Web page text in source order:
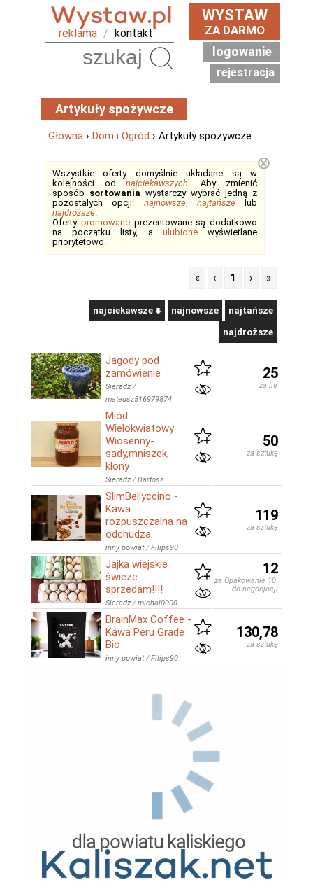
reklama / kontakt
WYSTAW
ZA DARMO
logowanie
rejestracja
Artykuły spożywcze
Główna › Dom i Ogród › Artykuły spożywcze
Wszystkie oferty domyślnie układane są w
kolejności od najciekawszych. Aby zmienić
sposób sortowania wystarczy wybrać jedną z
pozostałych opcji: najnowsze, najtańszelub
najdroższe.
Oferty promowaneprezentowane są dodatkowo
na początku listy, a ulubionewyświetlane
priorytetowo.
⊗
« ‹ 1 › »
najciekawsze najnowsze najtańsze
najdroższe
Jagody pod
zamówienie
Sieradz /
mateusz516979874
25
za litr
Miód
Wielokwiatowy
Wiosenny-
sady,mniszek,
klony
Sieradz /Bartosz
50
za sztukę
SlimBellyccino -
Kawa
rozpuszczalna na
odchudza
inny powiat/Filips90
119
za sztukę
Jajka wiejskie
świeże
sprzedam!!!!
Sieradz /michal0000
12
za Opakowanie 10 sztuk
do negocjacji
BrainMax Coffee -
Kawa Peru Grade
Bio
inny powiat/Filips90
130,78
za sztukę